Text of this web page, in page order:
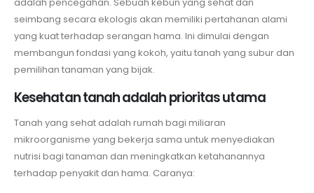
seimbang secara ekologis akan memiliki pertahanan alami
yang kuat terhadap serangan hama. Ini dimulai dengan
membangun fondasi yang kokoh, yaitu tanah yang subur dan
pemilihan tanaman yang bijak.
Kesehatan tanah adalah prioritas utama
Tanah yang sehat adalah rumah bagi miliaran
mikroorganisme yang bekerja sama untuk menyediakan
nutrisi bagi tanaman dan meningkatkan ketahanannya
terhadap penyakit dan hama. Caranya: